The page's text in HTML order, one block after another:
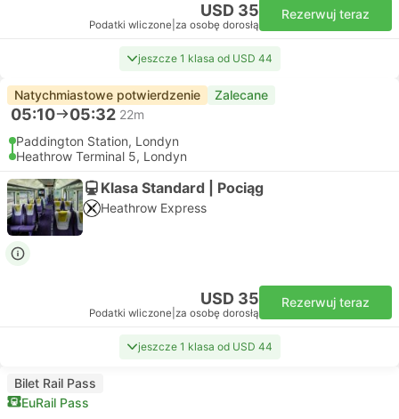
USD 35
Podatki wliczone za osobę dorosłą
Rezerwuj teraz
jeszcze 1 klasa od USD 44
Natychmiastowe potwierdzenie Zalecane
05:10 05:32 22m
Paddington Station, Londyn
Heathrow Terminal 5, Londyn
Klasa Standard | Pociąg
Heathrow Express
USD 35
Podatki wliczone za osobę dorosłą
Rezerwuj teraz
jeszcze 1 klasa od USD 44
Bilet Rail Pass
EuRail Pass